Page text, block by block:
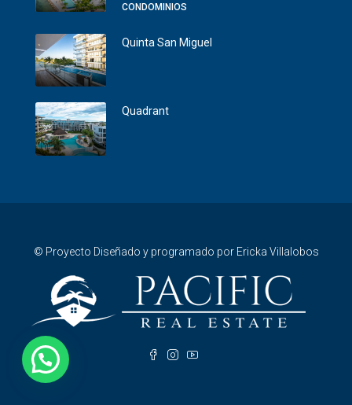
CONDOMINIOS
Quinta San Miguel
Quadrant
© Proyecto Diseñado y programado por Ericka Villalobos